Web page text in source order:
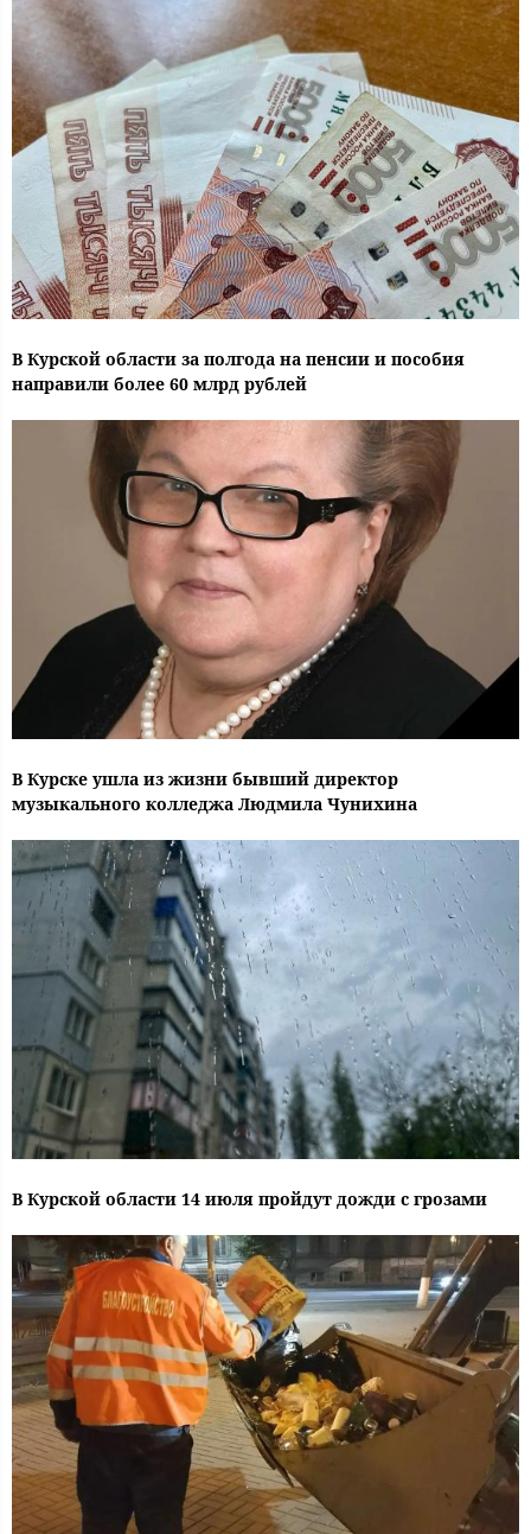
В Курской области за полгода на пенсии и пособия
направили более 60 млрд рублей
В Курске ушла из жизни бывший директор
музыкального колледжа Людмила Чунихина
В Курской области 14 июля пройдут дожди с грозами